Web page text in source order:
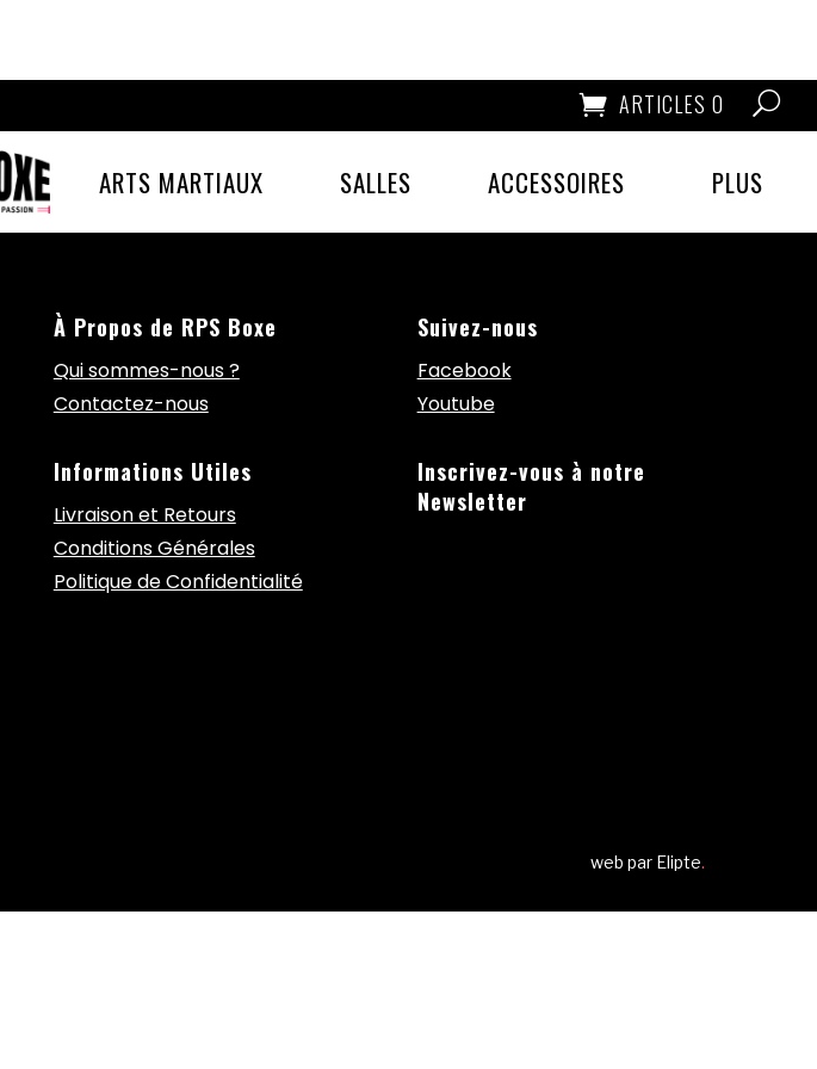
ARTICLES 0
ARTS MARTIAUX SALLES ACCESSOIRES PLUS
À Propos de RPS Boxe
Qui sommes-nous ?
Contactez-nous
Informations Utiles
Livraison et Retours
Conditions Générales
Politique de Confidentialité
Suivez-nous
Facebook
Youtube
Inscrivez-vous à notre
Newsletter
web par Elipte.